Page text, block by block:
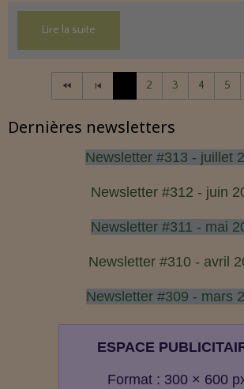
Lire la suite
2 3 4 5
Dernières newsletters
Newsletter #313 - juillet
Newsletter #312 - juin
Newsletter #311 - mai
Newsletter #310 - avril
Newsletter #309 - mars
ESPACE
Format : 300 × 600